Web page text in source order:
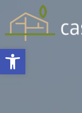
Abrir